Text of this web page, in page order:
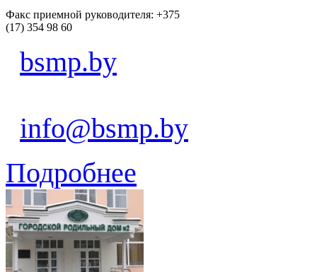
Факс приемной руководителя: +375
(17) 354 98 60
bsmp.by
info@bsmp.by
Подробнее